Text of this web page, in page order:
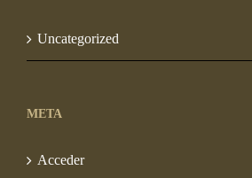
Uncategorized
META
Acceder